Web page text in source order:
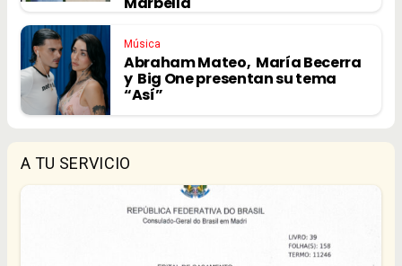
Música
Abraham Mateo, María Becerra
y Big One presentan su tema
“Así”
A TU SERVICIO